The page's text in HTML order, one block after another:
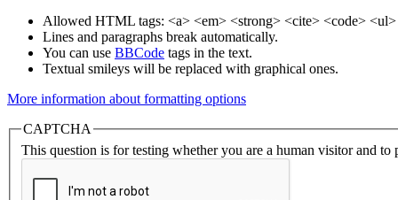
Allowed HTML tags: <a> <em> <strong> <cite> <code>
Lines and paragraphs break automatically.
You can use BBCode tags in the text.
Textual smileys will be replaced with graphical ones.
More information about formatting options
CAPTCHA
This question is for testing whether you are a human visitor and to